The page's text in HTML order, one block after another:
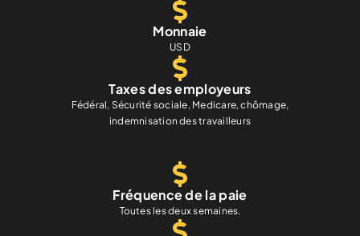
Monnaie
USD
Taxes des employeurs
Fédéral, Sécurité sociale, Medicare, chômage,
indemnisation des travailleurs
Fréquence de la paie
Toutes les deux semaines.